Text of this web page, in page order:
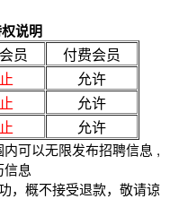
说明
员
付费会员
允许
允许
允许
可以无限发布招聘信息 ,
信息
，概不接受退款，敬请谅